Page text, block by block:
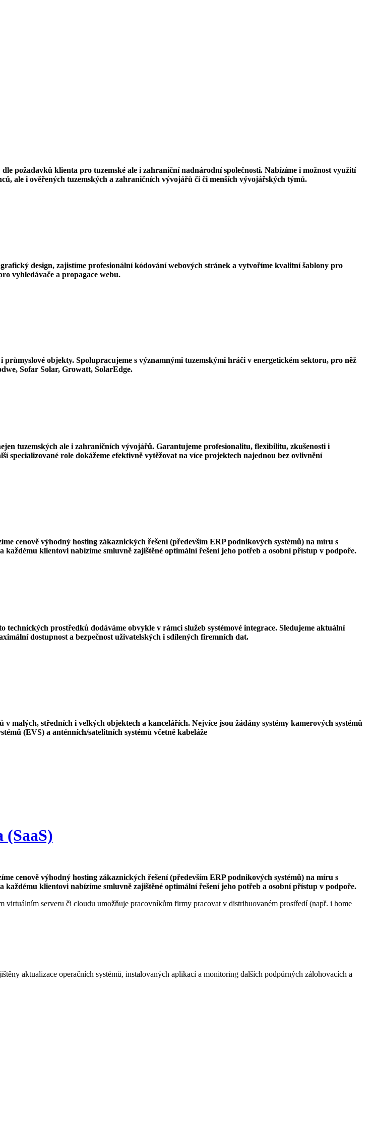
požadavků klienta pro tuzemské ale i zahraniční nadnárodní společnosti. Nabízíme i možnost využití
ale i ověřených tuzemských a zahraničních vývojářů či či menších vývojářských týmů.
design, zajistíme profesionální kódování webových stránek a vytvoříme kvalitní šablony pro
vyhledávače a propagace webu.
objekty. Spolupracujeme s významnými tuzemskými hráči v energetickém sektoru, pro něž
Sofar Solar, Growatt, SolarEdge.
tuzemských ale i zahraničních vývojářů. Garantujeme profesionalitu, flexibilitu, zkušenosti i
specializované role dokážeme efektivně vytěžovat na více projektech najednou bez ovlivnění
cenově výhodný hosting zákaznických řešení (především ERP podnikových systémů) na míru s
klientovi nabízíme smluvně zajištěné optimální řešení jeho potřeb a osobní přístup v podpoře.
prostředků dodáváme obvykle v rámci služeb systémové integrace. Sledujeme aktuální
dostupnost a bezpečnost uživatelských i sdílených firemních dat.
malých, středních i velkých objektech a kancelářích. Nejvíce jsou žádány systémy kamerových systémů
(EVS) a anténních/satelitních systémů včetně kabeláže
cenově výhodný hosting zákaznických řešení (především ERP podnikových systémů) na míru s
klientovi nabízíme smluvně zajištěné optimální řešení jeho potřeb a osobní přístup v podpoře.
virtuálním serveru či cloudu umožňuje pracovníkům firmy pracovat v distribuovaném prostředí (např. i home
aktualizace operačních systémů, instalovaných aplikací a monitoring dalších podpůrných zálohovacích a